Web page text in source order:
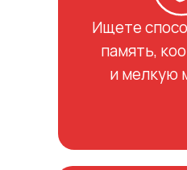
Ищете
память,
и мелкую